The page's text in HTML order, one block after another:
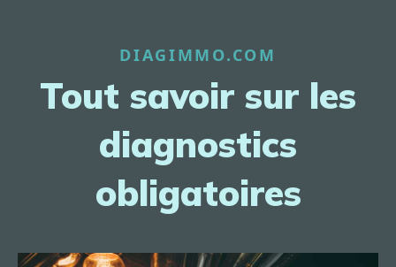
DIAGIMMO.COM
Tout savoir sur les
diagnostics
obligatoires